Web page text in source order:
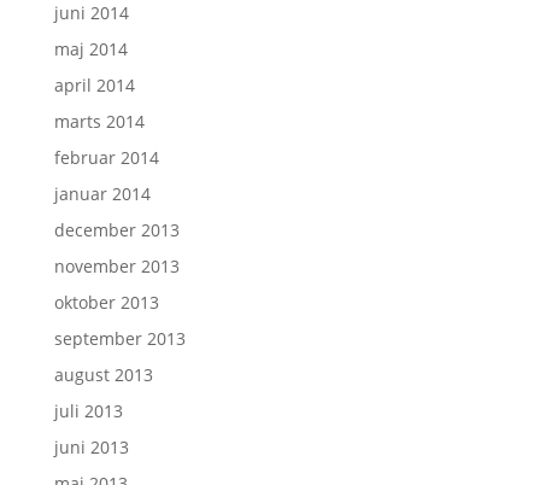
juni 2014
maj 2014
april 2014
marts 2014
februar 2014
januar 2014
december 2013
november 2013
oktober 2013
september 2013
august 2013
juli 2013
juni 2013